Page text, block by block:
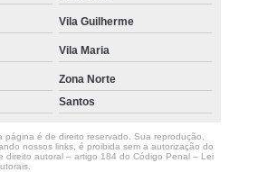
Vila Guilherme
Vila Maria
Zona Norte
Santos
é de direito reservado. Sua reprodução,
nossos links, é proibida sem a autorização do
direito autoral – artigo 184 do Código Penal – Lei